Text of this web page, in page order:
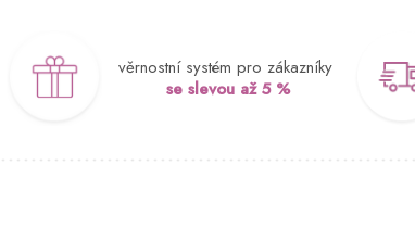
věrnostní systém pro zákazníky
se slevou až 5 %